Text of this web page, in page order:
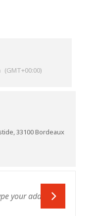
(GMT+00:00)
33100 Bordeaux